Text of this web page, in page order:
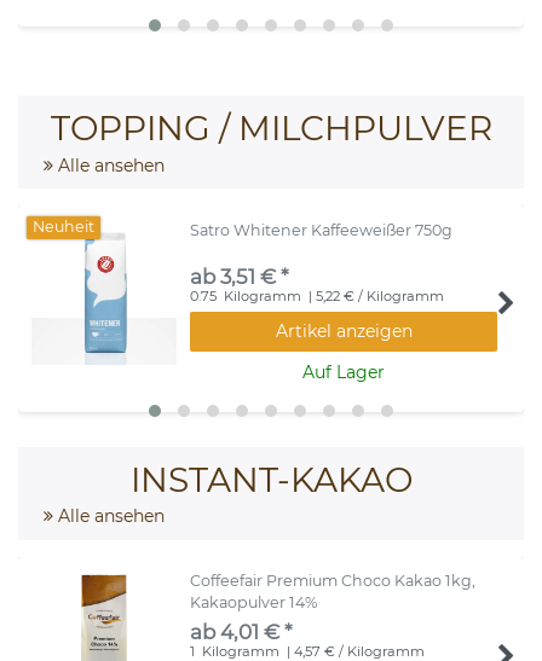
TOPPING / MILCHPULVER
Alle ansehen
Neuheit Satro Whitener Kaffeeweißer 750g
ab 3,51 € *
0.75 Kilogramm | 5,22 € / Kilogramm
Artikel anzeigen
Auf Lager
INSTANT-KAKAO
Alle ansehen
Coffeefair Premium Choco Kakao 1kg,
Kakaopulver 14%
ab 4,01 € *
1 Kilogramm | 4,57 € / Kilogramm